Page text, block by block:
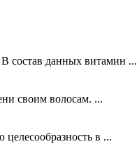
состав данных витамин ...
своим волосам. ...
в ...